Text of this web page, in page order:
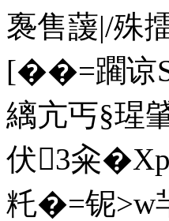
褢售蘐|/
[��=躙谅
縭亢丐§
伏3籴�
籷�=铌>w